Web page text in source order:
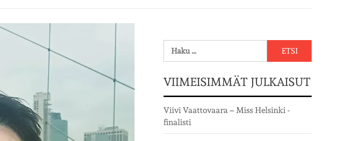
Haku:
VIIMEISIMMÄT JULKAISUT
Viivi Vaattovaara – Miss Helsinki -
finalisti